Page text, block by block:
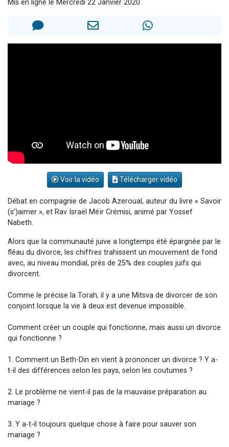
12 nouvelles musiques dans Torah-Box Music
Mis en ligne le Mercredi 22 Janvier 2020
Voir la vidéo Télécharger vidéo
Débat en compagnie de Jacob Azeroual, auteur du livre « Savoir
(s’)aimer », et Rav Israël Méïr Crémisi, animé par Yossef
Nabeth.
Alors que la communauté juive a longtemps été épargnée par le
fléau du divorce, les chiffres trahissent un mouvement de fond
avec, au niveau mondial, près de 25% des couples juifs qui
divorcent.
Comme le précise la Torah, il y a une Mitsva de divorcer de son
conjoint lorsque la vie à deux est devenue impossible.
Comment créer un couple qui fonctionne, mais aussi un divorce
qui fonctionne ?
1. Comment un Beth-Din en vient à prononcer un divorce ? Y a-
t-il des différences selon les pays, selon les coutumes ?
2. Le problème ne vient-il pas de la mauvaise préparation au
mariage ?
3. Y a-t-il toujours quelque chose à faire pour sauver son
mariage ?